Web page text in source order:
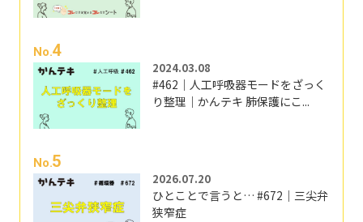
No.4
2024.03.08
#462｜人工呼吸器モードをざっく
り整理｜かんテキ 肺保護にこ...
No.5
2026.07.20
ひとことで言うと… #672｜三尖弁
狭窄症